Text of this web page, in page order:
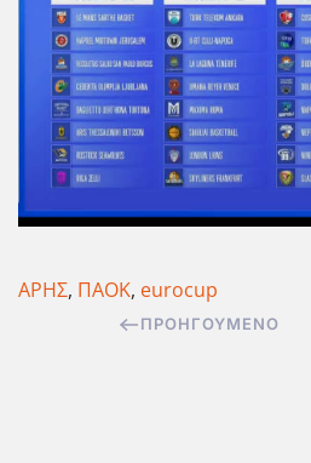
ΑΡΗΣ, ΠΑΟΚ, eurocup
ΠΡΟΗΓΟΎΜΕΝΟ